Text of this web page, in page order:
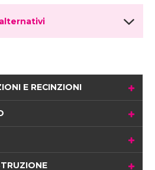
E RECINZIONI